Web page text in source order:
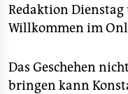
Redaktion
Willkommen im
Das Geschehen
bringen kann